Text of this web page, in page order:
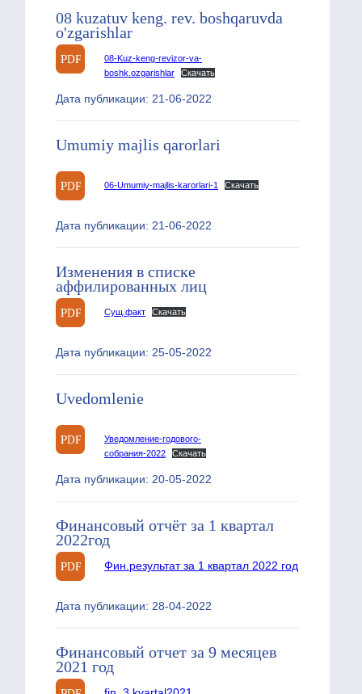
08 kuzatuv keng. rev. boshqaruvda
o'zgarishlar
08-Kuz-keng-revizor-va-
boshk.ozgarishlar
Скачать
Дата публикации: 21-06-2022
Umumiy majlis qarorlari
06-Umumiy-majlis-karorlari-1 Скачать
Дата публикации: 21-06-2022
Изменения в списке
аффилированных лиц
Сущ.факт Скачать
Дата публикации: 25-05-2022
Uvedomlenie
Уведомление-годового-
собрания-2022
Скачать
Дата публикации: 20-05-2022
Финансовый отчёт за 1 квартал
2022год
Фин.результат за 1 квартал 2022 год
Дата публикации: 28-04-2022
Финансовый отчет за 9 месяцев
2021 год